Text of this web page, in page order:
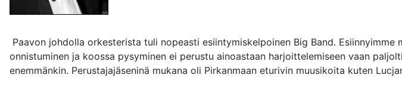
Paavon johdolla orkesterista tuli nopeasti esiintymiskelpoinen Big Band.
onnistuminen ja koossa pysyminen ei perustu ainoastaan harjoittelemiseen vaan
enemmänkin. Perustajajäseninä mukana oli Pirkanmaan eturivin muusikoita kuten